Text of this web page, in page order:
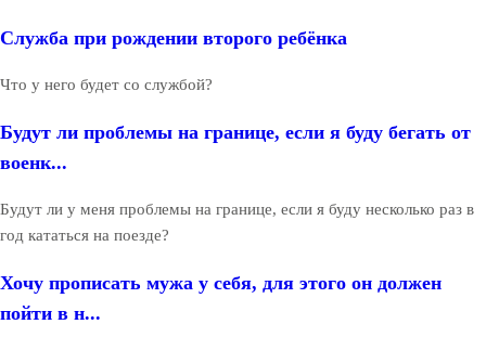
Служба при рождении второго ребёнка
Что у него будет со службой?
Будут ли проблемы на границе, если я буду бегать от
военк...
Будут ли у меня проблемы на границе, если я буду несколько раз в
год кататься на поезде?
Хочу прописать мужа у себя, для этого он должен
пойти в н...